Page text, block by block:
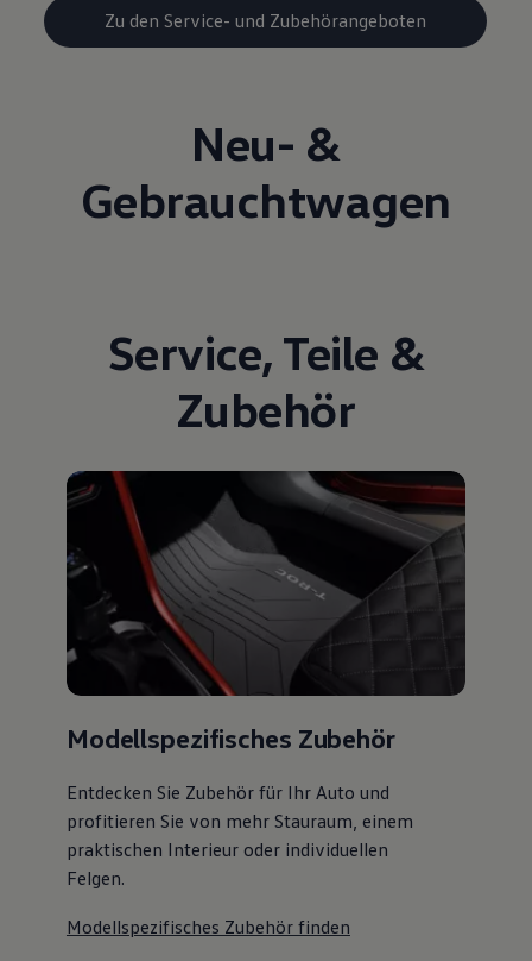
Zu den Service- und Zubehörangeboten
Neu- &
Gebrauchtwagen
Service, Teile &
Zubehör
Modellspezifisches Zubehör
Entdecken Sie Zubehör für Ihr Auto und
profitieren Sie von mehr Stauraum, einem
praktischen Interieur oder individuellen
Felgen.
Modellspezifisches Zubehör finden